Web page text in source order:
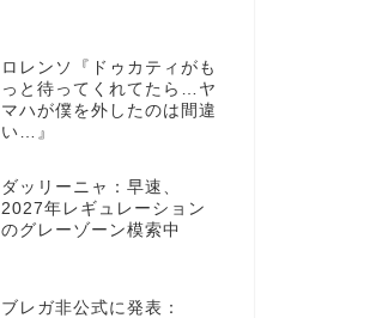
ロレンソ『ドゥカティがも
っと待ってくれてたら…ヤ
マハが僕を外したのは間違
い…』
ダッリーニャ：早速、
2027年レギュレーション
のグレーゾーン模索中
ブレガ非公式に発表：